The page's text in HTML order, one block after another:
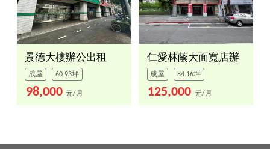
景德大樓辦公出租
成屋 60.93坪
98,000 元/月
仁愛林蔭大面寬店辦
成屋 84.16坪
125,000 元/月